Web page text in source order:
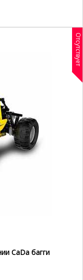
Отсутствует
CaDa багги